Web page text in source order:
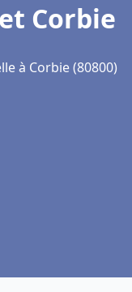
Corbie
à Corbie (80800)